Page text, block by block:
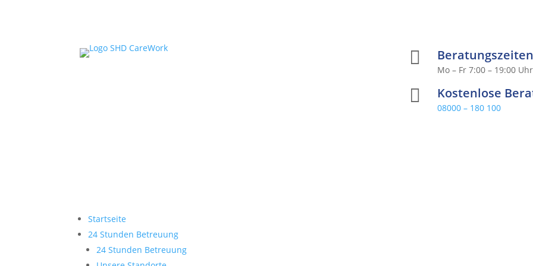
 Beratungszeiten
Mo – Fr 7:00 – 19:00 Uhr
 Kostenlose
08000 – 180 100
Startseite
24 Stunden Betreuung
24 Stunden Betreuung